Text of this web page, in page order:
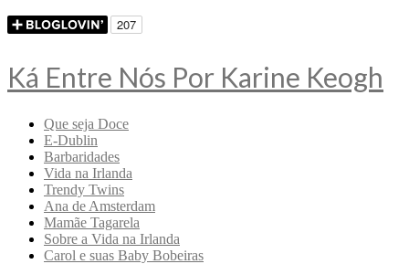
Ká Entre Nós Por Karine Keogh
Que seja Doce
E-Dublin
Barbaridades
Vida na Irlanda
Trendy Twins
Ana de Amsterdam
Mamãe Tagarela
Sobre a Vida na Irlanda
Carol e suas Baby Bobeiras